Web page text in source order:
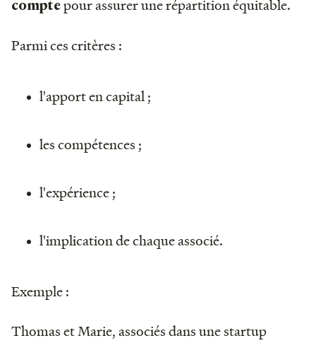
comptepour assurer une répartition équitable.
Parmi ces critères :
l'apport en capital ;
les compétences ;
l'expérience ;
l'implication de chaque associé.
Exemple :
Thomas et Marie, associés dans une startup